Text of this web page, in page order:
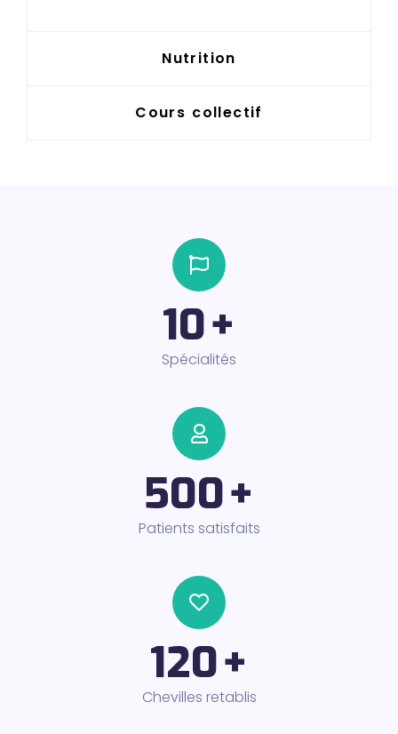
Nutrition
Cours collectif
10+
Spécialités
500+
Patients satisfaits
120+
Chevilles retablis